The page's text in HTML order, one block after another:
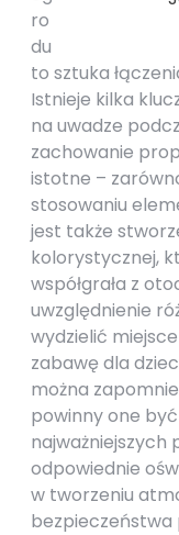
ro
du
to sztuka
Istnieje kilka
na uwadze
zachowanie
istotne –
stosowaniu
jest także
kolorystycznej,
współgrała z
uwzględnienie
wydzielić
zabawę dla
można
powinny one
najważniejszych
odpowiednie
w tworzeniu
bezpieczeństwa